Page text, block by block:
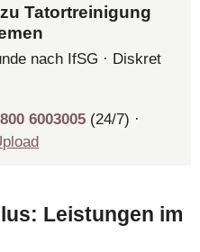
Tatortreinigung
nach IfSG · Diskret
6003005 (24/7) ·
Leistungen im